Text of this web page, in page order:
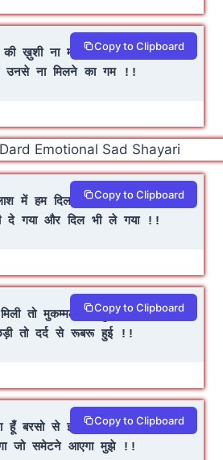
की ख़ुशी ना मरने का गम
उनसे ना मिलने का गम !!
Copy to Clipboard
में हम दिल बेचने निकले थे
दे गया और दिल भी ले गया !!
Copy to Clipboard
तो मुकम्मल सी हुई
तो दर्द से रूबरू हुई !!
Copy to Clipboard
हूँ बरसो से इसी इंतजार में
जो समेटने आएगा मुझे !!
Copy to Clipboard